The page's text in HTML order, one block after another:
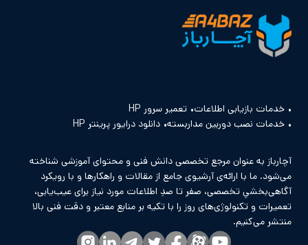
خدمات بازیابی اطلاعات تعمیر سرور HP
خدمات نصب دوربین مداربسته دانلود درایور پرینتر HP
آچارباز به عنوان مرجع تخصصی دانش فنی و محتوای آموزشی شناخته
می‌شود. ما با ارائه‌ی آرشیوی جامع از مقالات و راهکارها و با رویکرد
آگاهی‌بخشیِ تخصصی، صفر تا صدِ اطلاعات مورد نیاز برای عیب‌یابی،
تعمیرات و تکنولوژی‌های روز را با تکیه بر منابع معتبر و دقت فنی بالا
منتشر می‌کنیم.